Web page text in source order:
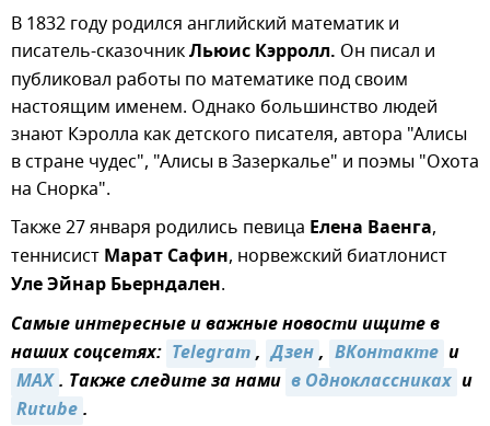
В 1832 году родился английский математик и
писатель-сказочникЛьюис Кэрролл. Он писал и
публиковал работы по математике под своим
настоящим именем. Однако большинство людей
знают Кэролла как детского писателя, автора "Алисы
в стране чудес", "Алисы в Зазеркалье" и поэмы "Охота
на Снорка".
Также 27 января родились певица Елена Ваенга,
теннисист Марат Сафин, норвежский биатлонист
Уле Эйнар Бьерндален.
Самые интересные и важные новости ищите в
наших соцсетях: Telegram, Дзен, ВКонтакте и
MAX. Также следите за нами в Одноклассниках и
Rutube.